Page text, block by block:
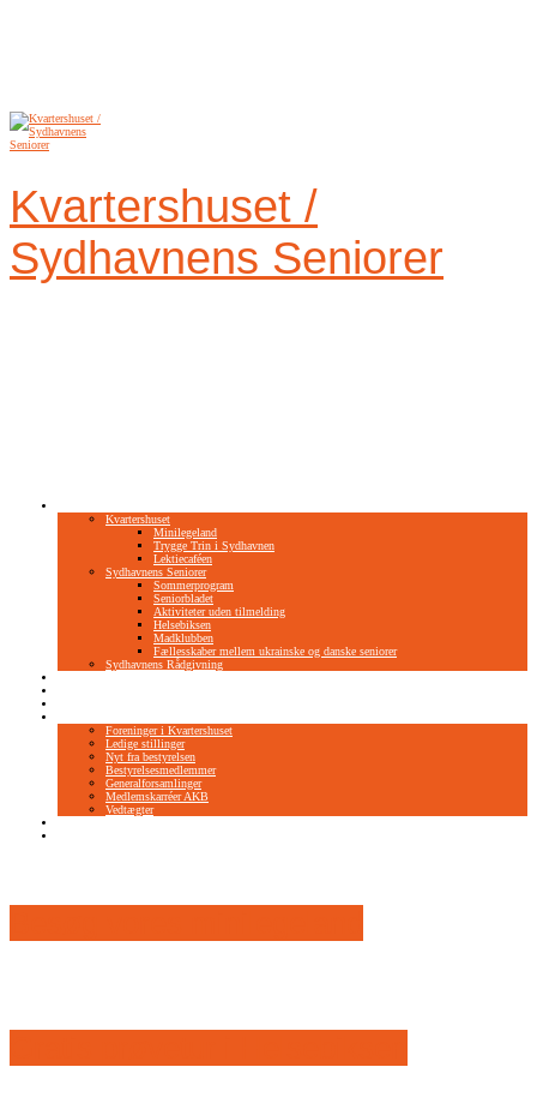
Kvartershuset /
Sydhavnens Seniorer
Kvartershuset
Minilegeland
Trygge Trin i Sydhavnen
Lektiecaféen
Sydhavnens Seniorer
Sommerprogram
Seniorbladet
Aktiviteter uden tilmelding
Helsebiksen
Madklubben
Fællesskaber mellem ukrainske og danske seniorer
Sydhavnens Rådgivning
Foreninger i Kvartershuset
Ledige stillinger
Nyt fra bestyrelsen
Bestyrelsesmedlemmer
Generalforsamlinger
Medlemskarréer AKB
Vedtægter